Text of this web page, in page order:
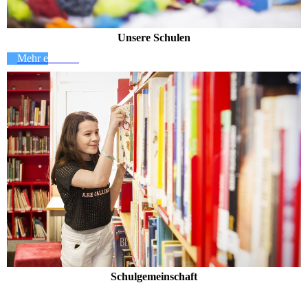
Unsere Schulen
Mehr erfahren
Schulgemeinschaft